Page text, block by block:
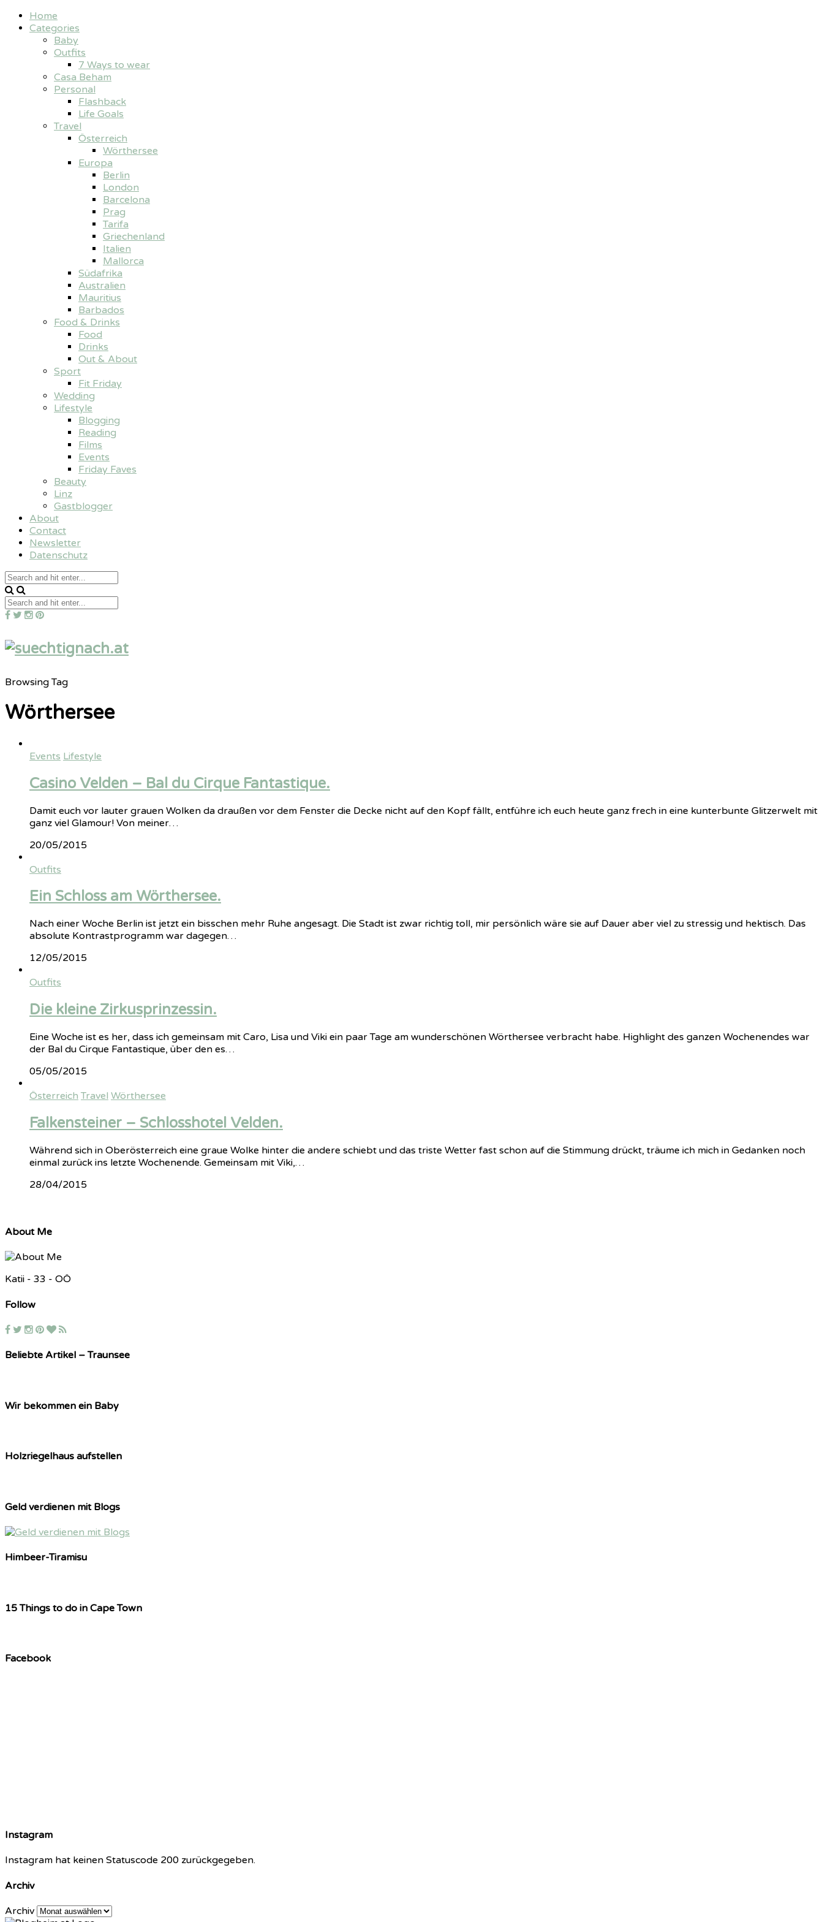
Home
Categories
Baby
Outfits
7 Ways to wear
Casa Beham
Personal
Flashback
Life Goals
Travel
Österreich
Wörthersee
Europa
Berlin
London
Barcelona
Prag
Tarifa
Griechenland
Italien
Mallorca
Südafrika
Australien
Mauritius
Barbados
Food & Drinks
Food
Drinks
Out & About
Sport
Fit Friday
Wedding
Lifestyle
Blogging
Reading
Films
Events
Friday Faves
Beauty
Linz
Gastblogger
About
Contact
Newsletter
Datenschutz
Browsing Tag
Wörthersee
Events Lifestyle
Casino Velden – Bal du Cirque Fantastique.
Damit euch vor lauter grauen Wolken da draußen vor dem Fenster die Decke nicht auf den Kopf fällt, entführe ich euch heute ganz frech in eine kunterbunte Glitzerwelt mit
ganz viel Glamour! Von meiner…
20/05/2015
Outfits
Ein Schloss am Wörthersee.
Nach einer Woche Berlin ist jetzt ein bisschen mehr Ruhe angesagt. Die Stadt ist zwar richtig toll, mir persönlich wäre sie auf Dauer aber viel zu stressig und hektisch. Das
absolute Kontrastprogramm war dagegen…
12/05/2015
Outfits
Die kleine Zirkusprinzessin.
Eine Woche ist es her, dass ich gemeinsam mit Caro, Lisa und Viki ein paar Tage am wunderschönen Wörthersee verbracht habe. Highlight des ganzen Wochenendes war
der Bal du Cirque Fantastique, über den es…
05/05/2015
Österreich Travel Wörthersee
Falkensteiner – Schlosshotel Velden.
Während sich in Oberösterreich eine graue Wolke hinter die andere schiebt und das triste Wetter fast schon auf die Stimmung drückt, träume ich mich in Gedanken noch
einmal zurück ins letzte Wochenende. Gemeinsam mit Viki,…
28/04/2015
About Me
Katii - 33 - OÖ
Follow
Beliebte Artikel – Traunsee
Wir bekommen ein Baby
Holzriegelhaus aufstellen
Geld verdienen mit Blogs
Himbeer-Tiramisu
15 Things to do in Cape Town
Facebook
Instagram
Instagram hat keinen Statuscode 200 zurückgegeben.
Archiv
Archiv